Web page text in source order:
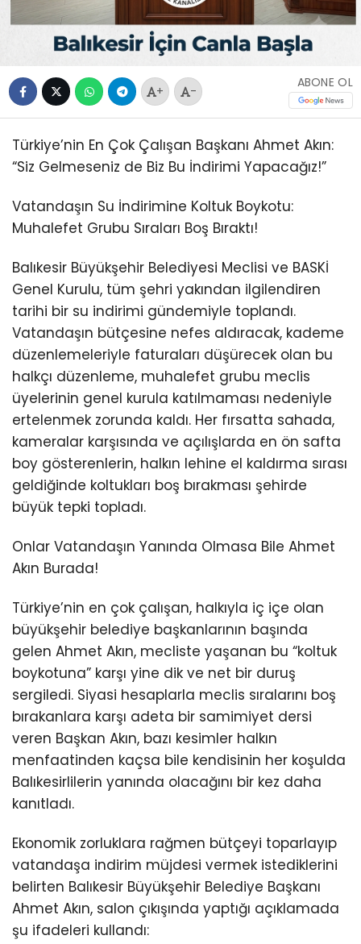
+ -
ABONE OL
Türkiye’nin En Çok Çalışan Başkanı Ahmet Akın:
“Siz Gelmeseniz de Biz Bu İndirimi Yapacağız!”
Vatandaşın Su İndirimine Koltuk Boykotu:
Muhalefet Grubu Sıraları Boş Bıraktı!
Balıkesir Büyükşehir Belediyesi Meclisi ve BASKİ
Genel Kurulu, tüm şehri yakından ilgilendiren
tarihi bir su indirimi gündemiyle toplandı.
Vatandaşın bütçesine nefes aldıracak, kademe
düzenlemeleriyle faturaları düşürecek olan bu
halkçı düzenleme, muhalefet grubu meclis
üyelerinin genel kurula katılmaması nedeniyle
ertelenmek zorunda kaldı. Her fırsatta sahada,
kameralar karşısında ve açılışlarda en ön safta
boy gösterenlerin, halkın lehine el kaldırma sırası
geldiğinde koltukları boş bırakması şehirde
büyük tepki topladı.
Onlar Vatandaşın Yanında Olmasa Bile Ahmet
Akın Burada!
Türkiye’nin en çok çalışan, halkıyla iç içe olan
büyükşehir belediye başkanlarının başında
gelen Ahmet Akın, mecliste yaşanan bu “koltuk
boykotuna” karşı yine dik ve net bir duruş
sergiledi. Siyasi hesaplarla meclis sıralarını boş
bırakanlara karşı adeta bir samimiyet dersi
veren Başkan Akın, bazı kesimler halkın
menfaatinden kaçsa bile kendisinin her koşulda
Balıkesirlilerin yanında olacağını bir kez daha
kanıtladı.
Ekonomik zorluklara rağmen bütçeyi toparlayıp
vatandaşa indirim müjdesi vermek istediklerini
belirten Balıkesir Büyükşehir Belediye Başkanı
Ahmet Akın, salon çıkışında yaptığı açıklamada
şu ifadeleri kullandı: